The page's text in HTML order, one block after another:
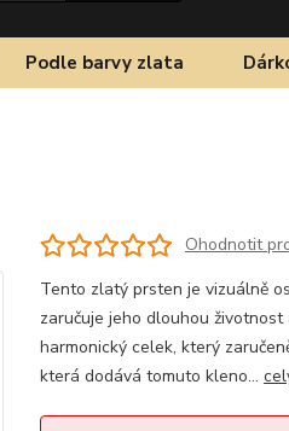
Podle barvy zlata
Ohodnotit
Tento zlatý prsten je vizuálně
zaručuje jeho dlouhou
harmonický celek, který
která dodává tomuto kleno...